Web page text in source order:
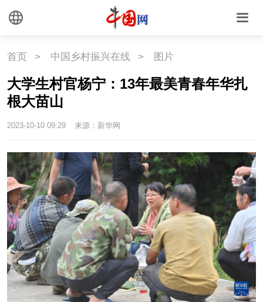
中国关键词
文化
文化 文创 艺术
中国瓷
国情
国情 助残 一带一路
海洋 草原 湾区
首页 > 中国乡村振兴在线 > 图片
大学生村官杨宁：13年最美青春年华扎
根大苗山
2023-10-10 09:29 来源：新华网